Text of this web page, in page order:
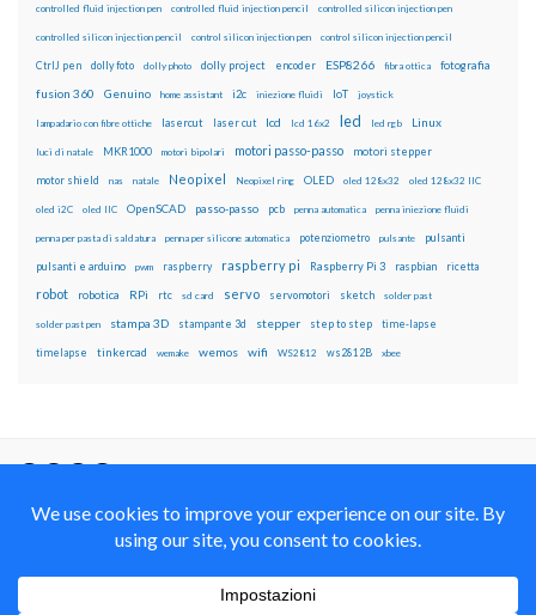
controlled fluid injection pen controlled fluid injection pencil controlled silicon injection pen
controlled silicon injection pencil control silicon injection pen control silicon injection pencil
CtrlJ pen dolly foto dolly photo dolly project encoder ESP8266 fibra ottica fotografia
fusion 360 Genuino home assistant i2c iniezione fluidi IoT joystick
lampadario con fibre ottiche lasercut laser cut lcd lcd 16x2 led led rgb Linux
luci di natale MKR1000 motori bipolari motori passo-passo motori stepper
motor shield nas natale Neopixel Neopixel ring OLED oled 128x32 oled 128x32 IIC
oled i2C oled IIC OpenSCAD passo-passo pcb penna automatica penna iniezione fluidi
penna per pasta di saldatura penna per silicone automatica potenziometro pulsante pulsanti
pulsanti e arduino pwm raspberry raspberry pi Raspberry Pi 3 raspbian ricetta
robot robotica RPi rtc sd card servo servomotori sketch solder past
solder past pen stampa 3D stampante 3d stepper step to step time-lapse
timelapse tinkercad wemake wemos wifi WS2812 ws2812B xbee
con Licenza
Creative Commons Attribution Non commercial Share
Alike 4.0 International